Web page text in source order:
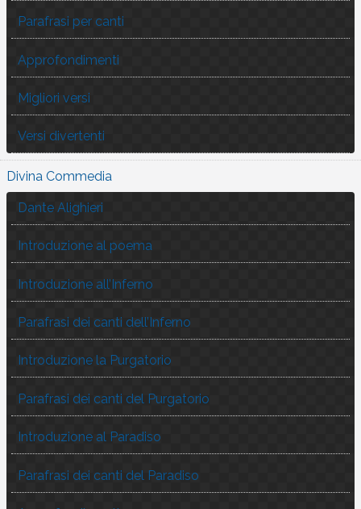
Parafrasi per canti
Approfondimenti
Migliori versi
Versi divertenti
Divina Commedia
Dante Alighieri
Introduzione al poema
Introduzione all’Inferno
Parafrasi dei canti dell’Inferno
Introduzione la Purgatorio
Parafrasi dei canti del Purgatorio
Introduzione al Paradiso
Parafrasi dei canti del Paradiso